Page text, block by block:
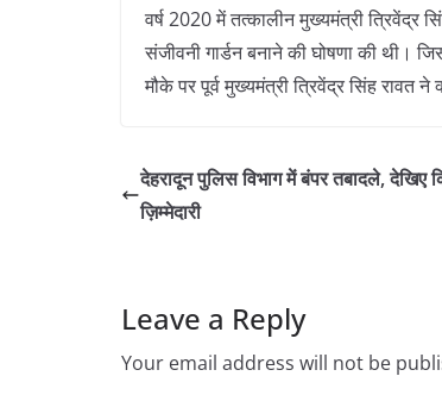
वर्ष 2020 में तत्कालीन मुख्यमंत्री त्रिवेंद्र
संजीवनी गार्डन बनाने की घोषणा की थी।
मौके पर पूर्व मुख्यमंत्री त्रिवेंद्र सिंह रावत ने
देहरादून पुलिस विभाग में बंपर तबादले, देखिए
ज़िम्मेदारी
Leave a Reply
Your email address will not be